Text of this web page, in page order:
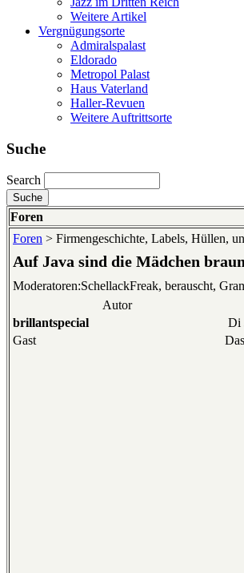
Weitere Artikel
Vergnügungsorte
Admiralspalast
Eldorado
Metropol Palast
Haus Vaterland
Haller-Revuen
Weitere Auftrittsorte
Suche
Search
Foren
Foren > Firmengeschichte, Labels, Hüllen,
Auf Java sind die Mädchen
Moderatoren:SchellackFreak, berauscht,
Autor
brillantspecial
Di
Gast